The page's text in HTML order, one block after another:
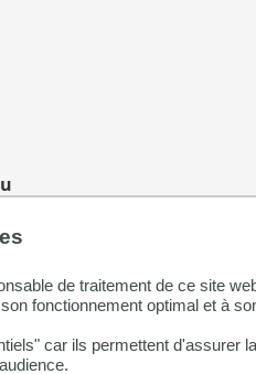
de traitement de ce site
fonctionnement optimal et à
car ils permettent d'assurer
la